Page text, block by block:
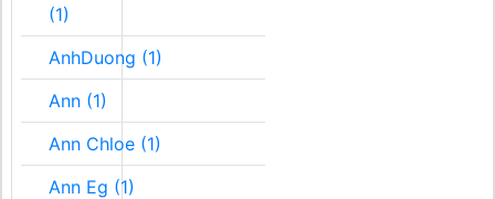
(1)
AnhDuong (1)
Ann (1)
Ann Chloe (1)
Ann Eg (1)